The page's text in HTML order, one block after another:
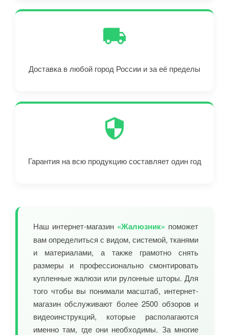
Доставка в любой город России и за её пределы
Гарантия на всю продукцию составляет один год
Наш интернет-магазин «Жалюзник» поможет
вам определиться с видом, системой, тканями
и материалами, а также грамотно снять
размеры и профессионально смонтировать
купленные жалюзи или рулонные шторы. Для
того чтобы вы понимали масштаб, интернет-
магазин обслуживают более 2500 обзоров и
видеоинструкций, которые располагаются
именно там, где они необходимы. За многие